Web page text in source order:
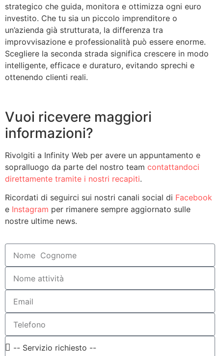
strategico che guida, monitora e ottimizza ogni euro
investito. Che tu sia un piccolo imprenditore o
un’azienda già strutturata, la differenza tra
improvvisazione e professionalità può essere enorme.
Scegliere la seconda strada significa crescere in modo
intelligente, efficace e duraturo, evitando sprechi e
ottenendo clienti reali.
Vuoi ricevere maggiori
informazioni?
Rivolgiti a Infinity Web per avere un appuntamento e
sopralluogo da parte del nostro team contattandoci
direttamente tramite i nostri recapiti.
Ricordati di seguirci sui nostri canali social di Facebook
e Instagram per rimanere sempre aggiornato sulle
nostre ultime news.